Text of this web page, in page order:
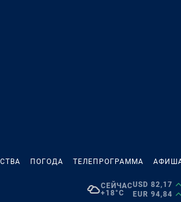
ПОГОДА ТЕЛЕПРОГРАММА
СЕЙЧАС
+18°C
USD 82,17
EUR 94,84